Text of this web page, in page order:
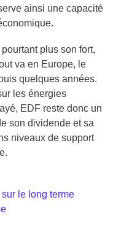
ainsi une capacité
plus son fort,
va en Europe, le
quelques années.
les énergies
EDF reste donc un
son dividende et sa
niveaux de support
le long terme